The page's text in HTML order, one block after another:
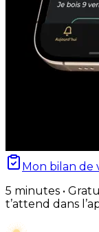
Mon bilan de
5 minutes •
t’attend dans